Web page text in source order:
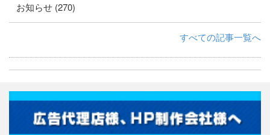
お知らせ (270)
すべての記事一覧へ